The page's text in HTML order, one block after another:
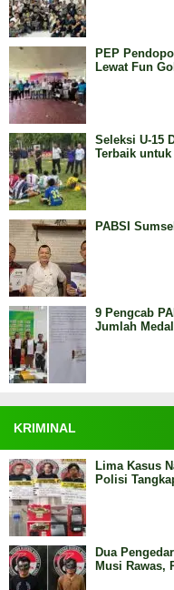
PEP
Lewat Fun
Seleksi U-15
Terbaik
PABSI
9 Pengcab
Jumlah
KRIMINAL
Lima Kasus
Polisi
Dua
Musi Rawas,